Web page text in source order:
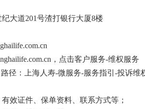
大道201号渣打银行大厦8楼
，点击客户服务-维权服务
径：上海人寿-微服务-服务指引-投诉维
效证件、保单资料、联系方式等；